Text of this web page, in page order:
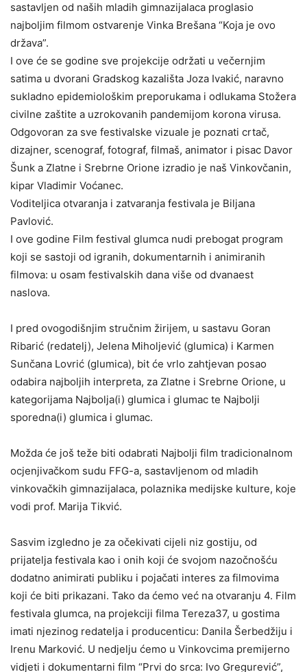
sastavljen od naših mladih gimnazijalaca proglasio
najboljim filmom ostvarenje Vinka Brešana “Koja je ovo
država”.
I ove će se godine sve projekcije održati u večernjim
satima u dvorani Gradskog kazališta Joza Ivakić, naravno
sukladno epidemiološkim preporukama i odlukama Stožera
civilne zaštite a uzrokovanih pandemijom korona virusa.
Odgovoran za sve festivalske vizuale je poznati crtač,
dizajner, scenograf, fotograf, filmaš, animator i pisac Davor
Šunk a Zlatne i Srebrne Orione izradio je naš Vinkovčanin,
kipar Vladimir Voćanec.
Voditeljica otvaranja i zatvaranja festivala je Biljana
Pavlović.
I ove godine Film festival glumca nudi prebogat program
koji se sastoji od igranih, dokumentarnih i animiranih
filmova: u osam festivalskih dana više od dvanaest
naslova.
I pred ovogodišnjim stručnim žirijem, u sastavu Goran
Ribarić (redatelj), Jelena Miholjević (glumica) i Karmen
Sunčana Lovrić (glumica), bit će vrlo zahtjevan posao
odabira najboljih interpreta, za Zlatne i Srebrne Orione, u
kategorijama Najbolja(i) glumica i glumac te Najbolji
sporedna(i) glumica i glumac.
Možda će još teže biti odabrati Najbolji film tradicionalnom
ocjenjivačkom sudu FFG-a, sastavljenom od mladih
vinkovačkih gimnazijalaca, polaznika medijske kulture, koje
vodi prof. Marija Tikvić.
Sasvim izgledno je za očekivati cijeli niz gostiju, od
prijatelja festivala kao i onih koji će svojom nazočnošću
dodatno animirati publiku i pojačati interes za filmovima
koji će biti prikazani. Tako da ćemo već na otvaranju 4. Film
festivala glumca, na projekciji filma Tereza37, u gostima
imati njezinog redatelja i producenticu: Danila Šerbedžiju i
Irenu Marković. U nedjelju ćemo u Vinkovcima premijerno
vidjeti i dokumentarni film “Prvi do srca: Ivo Gregurević”,